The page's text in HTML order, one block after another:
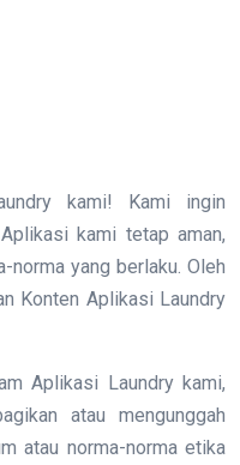
kami! Kami ingin
kami tetap aman,
norma yang berlaku. Oleh
Konten Aplikasi Laundry
Aplikasi Laundry kami,
atau mengunggah
atau norma-norma etika